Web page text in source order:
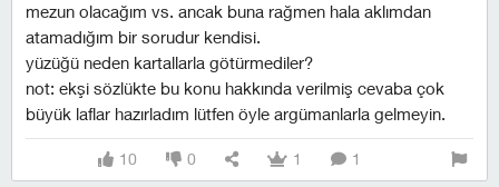
mezun olacağım vs. ancak buna rağmen hala aklımdan
atamadığım bir sorudur kendisi.
yüzüğü neden kartallarla götürmediler?
not: ekşi sözlükte bu konu hakkında verilmiş cevaba çok
büyük laflar hazırladım lütfen öyle argümanlarla gelmeyin.
10 0 1 1